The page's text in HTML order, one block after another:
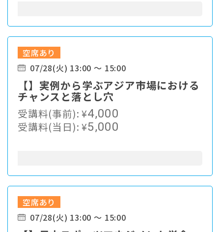
空席あり
07/28(火) 13:00 ～ 15:00
【】実例から学ぶアジア市場における
チャンスと落とし穴
受講料(事前):¥4,000
受講料(当日):¥5,000
空席あり
07/28(火) 13:00 ～ 15:00